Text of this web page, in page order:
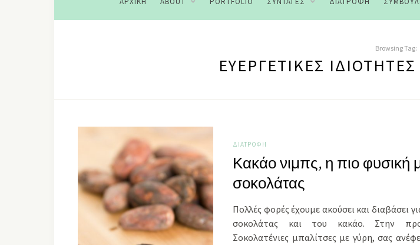
Browsing Tag:
ΕΥΕΡΓΕΤΙΚΈΣ
ΔΙΑΤΡΟΦΉ
Κακάο νιμπς, η πιο φυσική
σοκολάτας
Πολλές φορές έχουμε ακούσει και διαβάσει
σοκολάτας και του κακάο. Στην
Σοκολατένιες μπαλίτσες με γύρη, σας